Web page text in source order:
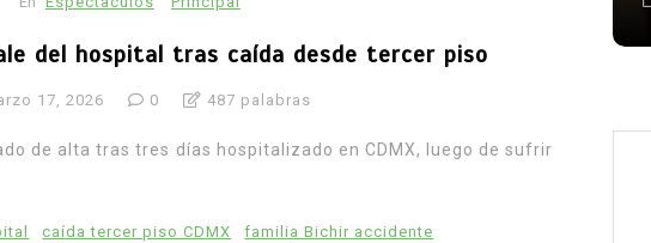
del hospital tras caída desde tercer piso
17, 2026 0 487 palabras
de alta tras tres días hospitalizado en CDMX, luego de sufrir
caída tercer piso CDMX
familia Bichir accidente